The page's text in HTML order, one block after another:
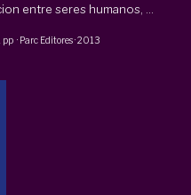
entre seres humanos, ...
pp · Parc Editores·2013